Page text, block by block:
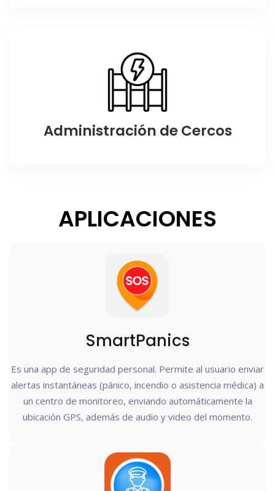
Administración de Cercos
APLICACIONES
SmartPanics
Es una app de seguridad personal. Permite al usuario enviar
alertas instantáneas (pánico, incendio o asistencia médica) a
un centro de monitoreo, enviando automáticamente la
ubicación GPS, además de audio y video del momento.